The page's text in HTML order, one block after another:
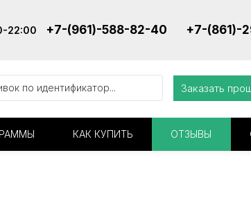
22:00 +7-(961)-588-82-40 +7-(861)-
Заказать
КАК КУПИТЬ ОТЗЫВЫ